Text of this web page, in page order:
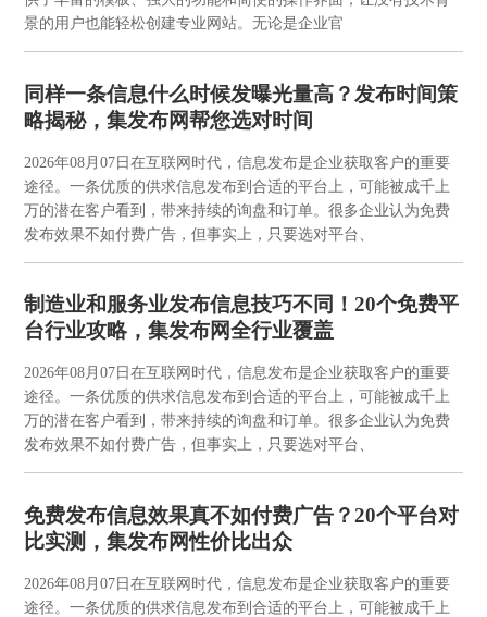
景的用户也能轻松创建专业网站。无论是企业官
同样一条信息什么时候发曝光量高？发布时间策
略揭秘，集发布网帮您选对时间
2026年08月07日在互联网时代，信息发布是企业获取客户的重要
途径。一条优质的供求信息发布到合适的平台上，可能被成千上
万的潜在客户看到，带来持续的询盘和订单。很多企业认为免费
发布效果不如付费广告，但事实上，只要选对平台、
制造业和服务业发布信息技巧不同！20个免费平
台行业攻略，集发布网全行业覆盖
2026年08月07日在互联网时代，信息发布是企业获取客户的重要
途径。一条优质的供求信息发布到合适的平台上，可能被成千上
万的潜在客户看到，带来持续的询盘和订单。很多企业认为免费
发布效果不如付费广告，但事实上，只要选对平台、
免费发布信息效果真不如付费广告？20个平台对
比实测，集发布网性价比出众
2026年08月07日在互联网时代，信息发布是企业获取客户的重要
途径。一条优质的供求信息发布到合适的平台上，可能被成千上